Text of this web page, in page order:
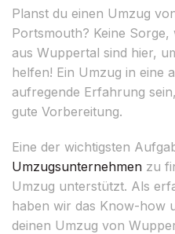
Planst du einen Umzug
Portsmouth? Keine Sorge,
aus Wuppertal sind hier,
helfen! Ein Umzug in eine
aufregende Erfahrung
gute Vorbereitung.
Eine der wichtigsten
Umzugsunternehmen zu
Umzug unterstützt. Als
haben wir das Know-how
deinen Umzug von